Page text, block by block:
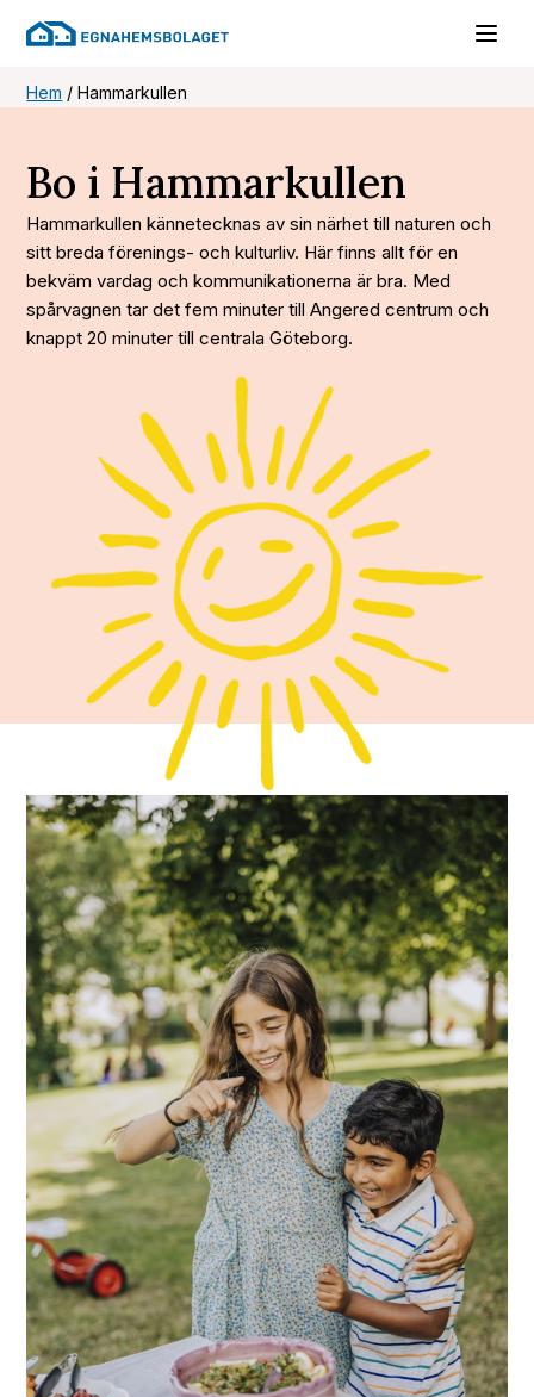
Hem /Hammarkullen
Bo i Hammarkullen
Hammarkullen kännetecknas av sin närhet till naturen och
sitt breda förenings- och kulturliv. Här finns allt för en
bekväm vardag och kommunikationerna är bra. Med
spårvagnen tar det fem minuter till Angered centrum och
knappt 20 minuter till centrala Göteborg.